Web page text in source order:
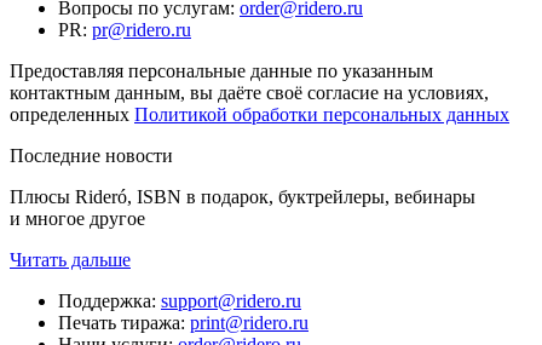
Вопросы по услугам: order@ridero.ru
PR: pr@ridero.ru
Предоставляя персональные данные по указанным
контактным данным, вы даёте своё согласие на условиях,
определенных Политикой обработки персональных данных
Последние новости
Плюсы Rideró, ISBN в подарок, буктрейлеры, вебинары
и многое другое
Читать дальше
Поддержка: support@ridero.ru
Печать тиража: print@ridero.ru